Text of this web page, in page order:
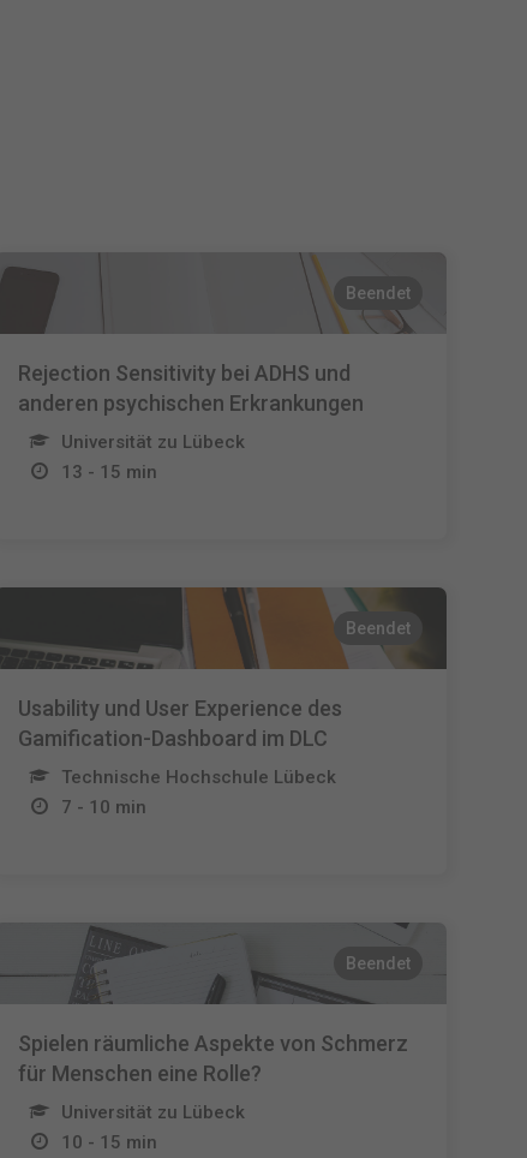
Beendet
Rejection Sensitivity bei ADHS und
anderen psychischen Erkrankungen
Universität zu Lübeck
13 - 15 min
Beendet
Usability und User Experience des
Gamification-Dashboard im DLC
Technische Hochschule Lübeck
7 - 10 min
Beendet
Spielen räumliche Aspekte von Schmerz
für Menschen eine Rolle?
Universität zu Lübeck
10 - 15 min